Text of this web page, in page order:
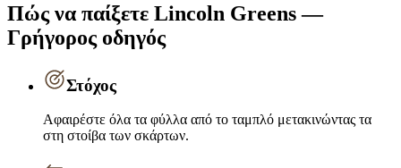
Πώς να παίξετε Lincoln Greens —
Γρήγορος οδηγός
Στόχος
Αφαιρέστε όλα τα φύλλα από το ταμπλό μετακινώντας τα
στη στοίβα των σκάρτων.